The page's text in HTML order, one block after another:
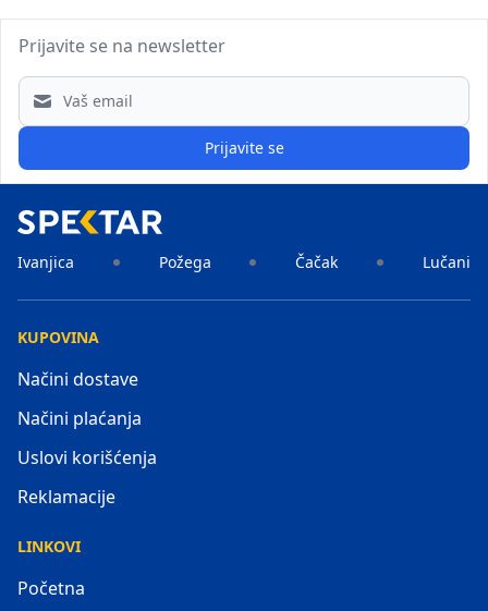
Prijavite se na newsletter
Email address
Prijavite se
Ivanjica Požega Čačak Lučani
KUPOVINA
Načini dostave
Načini plaćanja
Uslovi korišćenja
Reklamacije
LINKOVI
Početna